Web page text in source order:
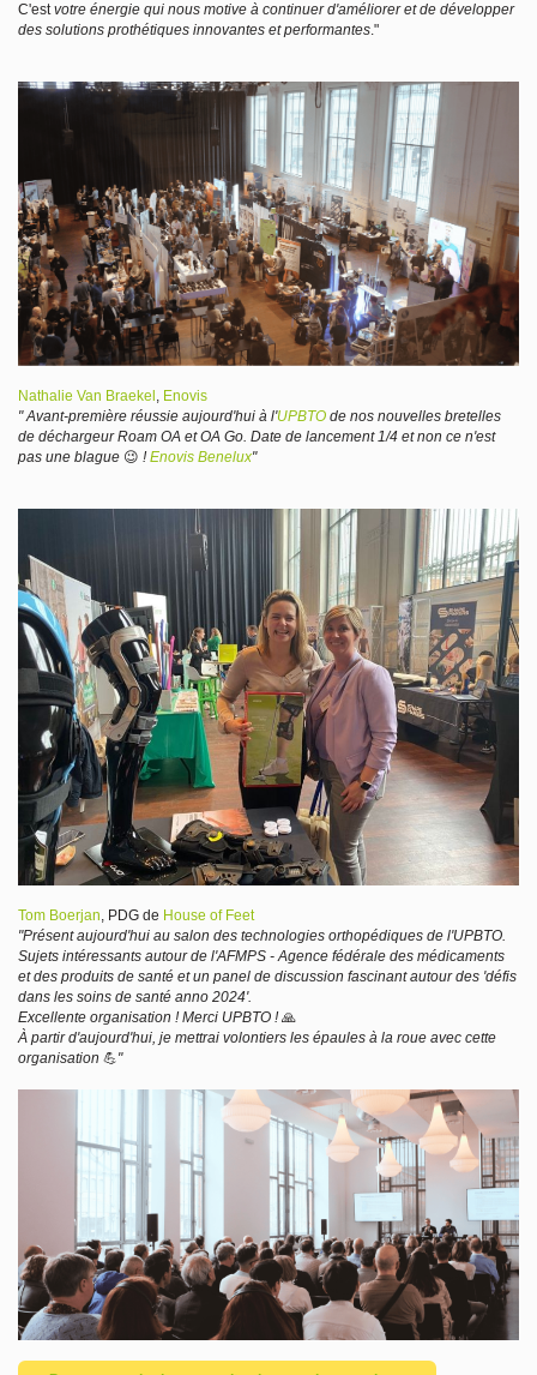
C'estvotre énergie qui nous motive à continuer d'améliorer et de développer
des solutions prothétiques innovantes et performantes."
Nathalie Van Braekel , Enovis
" Avant-première réussie aujourd'hui à l'UPBTO de nos nouvelles bretelles
de déchargeur Roam OA et OA Go. Date de lancement 1/4 et non ce n'est
pas une blague 😉 !Enovis Benelux"
Tom Boerjan , PDG de House of Feet
"Présent aujourd'hui au salon des technologies orthopédiques de l'UPBTO.
Sujets intéressants autour de l'AFMPS - Agence fédérale des médicaments
et des produits de santé et un panel de discussion fascinant autour des 'défis
dans les soins de santé anno 2024'.
Excellente organisation ! Merci UPBTO !🙏
À partir d'aujourd'hui, je mettrai volontiers les épaules à la roue avec cette
organisation 💪"